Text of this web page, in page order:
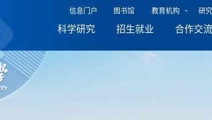
信息门户 图书馆 教育机构 研
科学研究 招生就业 合作交流